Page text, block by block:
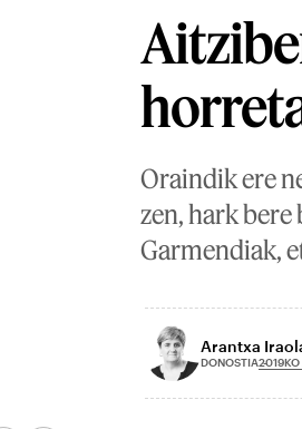
Oraindik ere
zen, hark
Garmendiak,
Arantxa
DONOSTIA2019KO